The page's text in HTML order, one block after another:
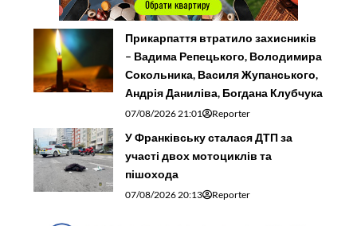
Прикарпаття втратило захисників
– Вадима Репецького, Володимира
Сокольника, Василя Жупанського,
Андрія Даниліва, Богдана Клубчука
07/08/2026 21:01 Reporter
У Франківську сталася ДТП за
участі двох мотоциклів та
пішохода
07/08/2026 20:13 Reporter